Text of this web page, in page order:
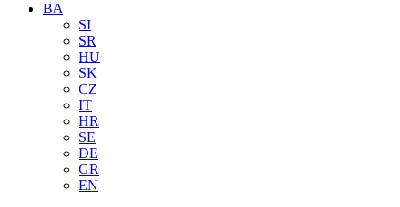
BA
SI
SR
HU
SK
CZ
IT
HR
SE
DE
GR
EN